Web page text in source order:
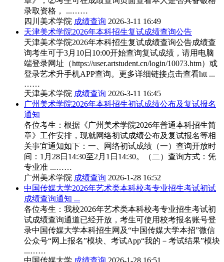
录取资格， ...……
四川美术学院 成绩查询 2026-3-11 16:49
天津美术学院2026年本科招生复试成绩查询公告
天津美术学院2026年本科招生复试成绩查询公告成绩查
询考生可于3月10日10:00开始查询复试成绩，请用电脑
端登录网址（https://user.artstudent.cn/login/10073.htm）或
登录艺术升手机APP查询。更多详细链接点击查看htt ...
……
天津美术学院 成绩查询 2026-3-11 16:45
广州美术学院2026年本科招生初试成绩公布及复试报名
通知
各位考生：根据《广州美术学院2026年普通本科招生简
章》工作安排，现就网络初试成绩公布及复试报名等相
关事宜通知如下：一、网络初试成绩（一）查询开放时
间：1月28日14:30至2月1日14:30。（二）查询方式：凭
专业准 ...……
广州美术学院 成绩查询 2026-1-28 16:52
中国传媒大学2026年艺术类本科校考专业招生考试初试
成绩查询通知 ...
各位考生：我校2026年艺术类本科校考专业招生考试初
试成绩查询通道已经开放，考生可使用校考报名账号登
录中国传媒大学本科招生网及“中国传媒大学本招”微信
公众号“网上报名”模块、考试App“我的－考试结果”模块
...……